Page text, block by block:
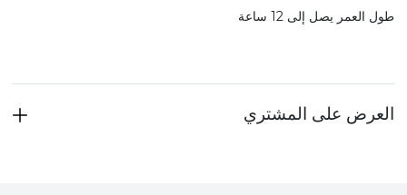
طول العمر يصل إلى 12 ساعة
العرض على المشتري